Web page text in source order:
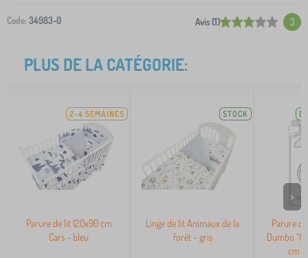
Code: 34983-0 Avis (1) 3
PLUS DE LA CATÉGORIE:
2-4 SEMAINES
Parure de lit 120x90 cm
Cars - bleu
STOCK
Linge de lit Animaux de la
forêt - gris
Parure
Dumbo
cm
>